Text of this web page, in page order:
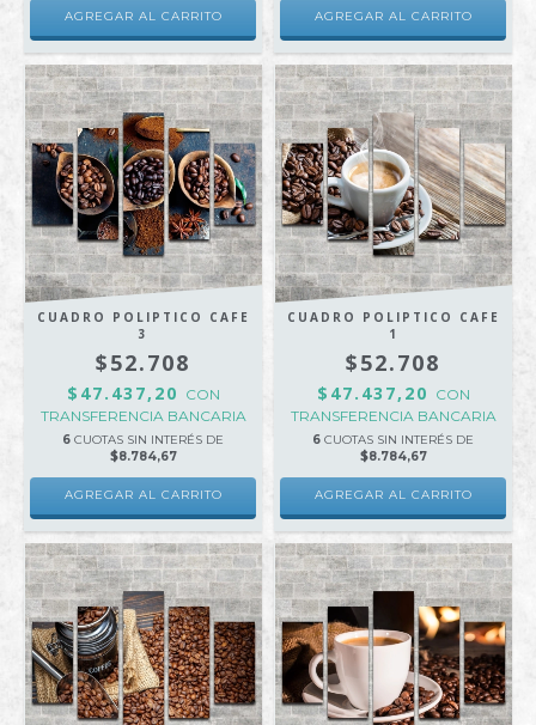
AGREGAR AL CARRITO AGREGAR AL CARRITO
CUADRO POLIPTICO CAFE
3
$52.708
$47.437,20 CON
TRANSFERENCIA BANCARIA
6 CUOTAS SIN INTERÉS DE
$8.784,67
AGREGAR AL CARRITO
CUADRO POLIPTICO CAFE
1
$52.708
$47.437,20 CON
TRANSFERENCIA BANCARIA
6 CUOTAS SIN INTERÉS DE
$8.784,67
AGREGAR AL CARRITO